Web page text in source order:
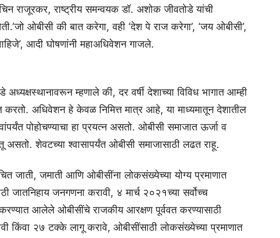
राजूरकर, राष्ट्रीय समन्वयक डॉ. अशोक जीवतोडे यांची
ओबीसी की बात करेगा, वही ‘देश पे राज करेगा’, ‘जय ओबीसी’,
आदी घोषणांनी महाअधिवेशन गाजले.
म्हणाले की, दर वर्षी देशाच्या विविध भागात आम्ही
अधिवेशन हे केवळ निमित्त मात्र आहे, या माध्यमातून देशातील
पोहोचण्याचा हा प्रयत्न असतो. ओबीसी समाजात ऊर्जा व
असतो. शेवटच्या श्वासापर्यंत ओबीसी समाजासाठी लढत राहू.
जाती, जमाती आणि ओबीसींना लोकसंख्येच्या योग्य प्रमाणात
जातनिहाय जनगणना करावी, ४ मार्च २०२१च्या सर्वोच्च
करण्यात आलेले ओबीसींचे राजकीय आरक्षण पूर्ववत करण्यासाठी
किंवा २७ टक्के लागू करावे, ओबीसींसाठी लोकसंख्येच्या प्रमाणात